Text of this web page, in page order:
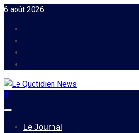
Skip
content
6 août 2026
Primary
Le Journal